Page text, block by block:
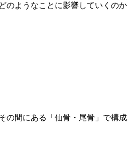
のようなことに影響していくのか
の間にある「仙骨・尾骨」で構成